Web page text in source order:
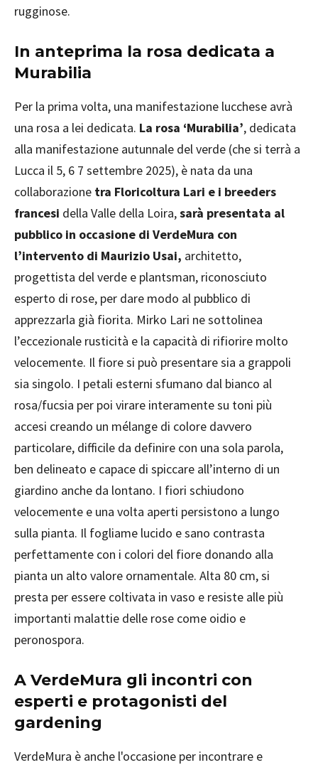
rugginose.
In anteprima la rosa dedicata a
Murabilia
Per la prima volta, una manifestazione lucchese avrà
una rosa a lei dedicata. La rosa ‘Murabilia’, dedicata
alla manifestazione autunnale del verde (che si terrà a
Lucca il 5, 6 7 settembre 2025), è nata da una
collaborazione tra Floricoltura Lari e i breeders
francesi della Valle della Loira,sarà presentata al
pubblico in occasione di VerdeMura con
l’intervento di Maurizio Usai, architetto,
progettista del verde e plantsman, riconosciuto
esperto di rose, per dare modo al pubblico di
apprezzarla già fiorita. Mirko Lari ne sottolinea
l’eccezionale rusticità e la capacità di rifiorire molto
velocemente. Il fiore si può presentare sia a grappoli
sia singolo. I petali esterni sfumano dal bianco al
rosa/fucsia per poi virare interamente su toni più
accesi creando un mélange di colore davvero
particolare, difficile da definire con una sola parola,
ben delineato e capace di spiccare all’interno di un
giardino anche da lontano. I fiori schiudono
velocemente e una volta aperti persistono a lungo
sulla pianta. Il fogliame lucido e sano contrasta
perfettamente con i colori del fiore donando alla
pianta un alto valore ornamentale. Alta 80 cm, si
presta per essere coltivata in vaso e resiste alle più
importanti malattie delle rose come oidio e
peronospora.
A VerdeMura gli incontri con
esperti e protagonisti del
gardening
VerdeMura è anche l'occasione per incontrare e